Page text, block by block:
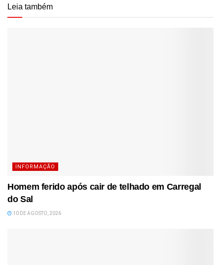
Leia também
INFORMAÇÃO
Homem ferido após cair de telhado em Carregal
do Sal
10 DE AGOSTO, 2026